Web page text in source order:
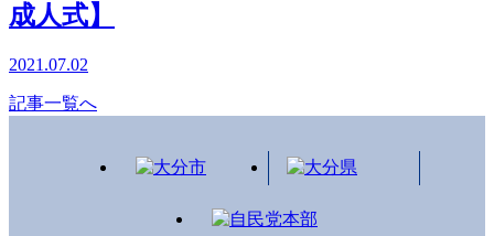
成人式】
2021.07.02
記事一覧へ